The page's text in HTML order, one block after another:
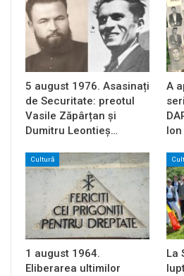
5 august 1976. Asasinați
de Securitate: preotul
Vasile Zăpârțan și
Dumitru Leontieș…
A
Cultură
1 august 1964.
Eliberarea ultimilor
La